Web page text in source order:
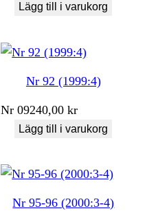
Lägg till i varukorg
Nr 92 (1999:4)
Nr 09240,00kr
Lägg till i varukorg
Nr 95-96 (2000:3-4)